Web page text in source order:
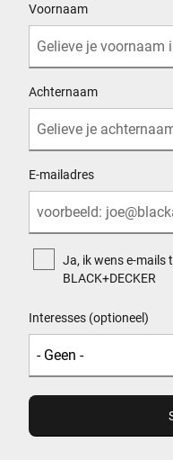
Voornaam
Achternaam
E-mailadres
Ja, ik wens e-mails
BLACK+DECKER
Interesses (optioneel)